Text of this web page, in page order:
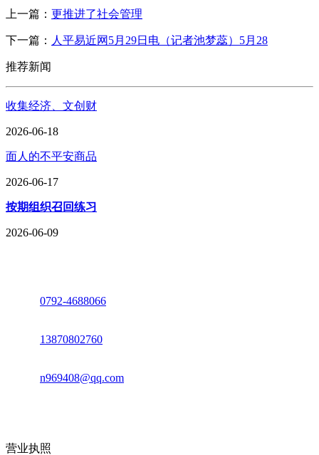
上一篇： 更推进了社会管理
下一篇： 人平易近网5月29日电（记者池梦蕊）5月28
推荐新闻
收集经济、文创财
2026-06-18
面人的不平安商品
2026-06-17
按期组织召回练习
2026-06-09
0792-4688066
13870802760
n969408@qq.com
营业执照